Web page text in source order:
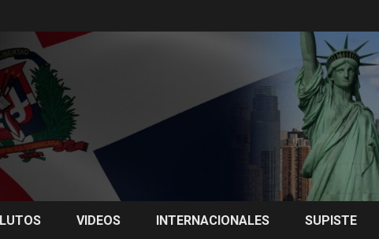
LUTOS VIDEOS INTERNACIONALES SUPISTE